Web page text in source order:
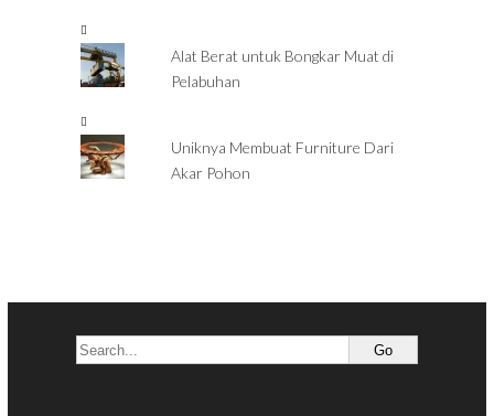
Alat Berat untuk Bongkar Muat di
Pelabuhan
Uniknya Membuat Furniture Dari
Akar Pohon